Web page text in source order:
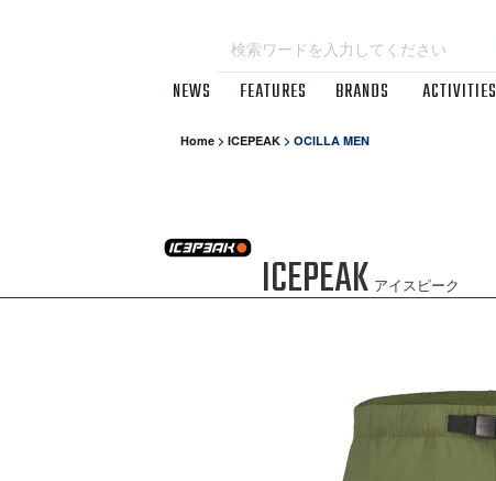
NEWS FEATURES BRANDS ACTIVITIES
Home > ICEPEAK > OCILLA MEN
ICEPEAK アイスピーク